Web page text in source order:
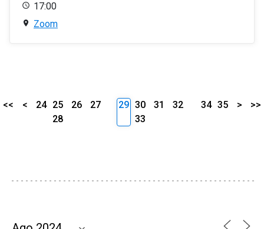
17:00
Zoom
<< < 24 25 26
27
28
29 30 31
32
33
34 35 > >>